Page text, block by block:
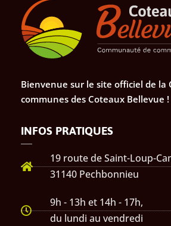
Bienvenue sur le site officiel de la
communes des Coteaux Bellevue !
INFOS PRATIQUES
19 route de Saint-Loup-
31140 Pechbonnieu
9h - 13h et 14h - 17h,
du lundi au vendredi